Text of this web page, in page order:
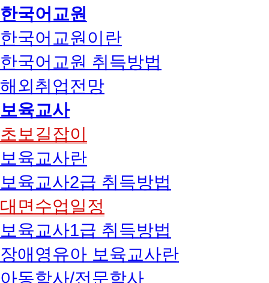
한국어교원
한국어교원이란
한국어교원 취득방법
해외취업전망
보육교사
초보길잡이
보육교사란
보육교사2급 취득방법
대면수업일정
보육교사1급 취득방법
장애영유아 보육교사란
아동학사/전문학사